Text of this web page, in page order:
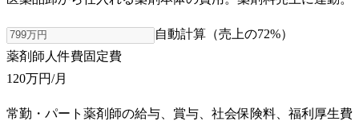
自動計算（売上の72%）
薬剤師人件費固定費
120万円/月
常勤・パート薬剤師の給与、賞与、社会保険料、福利厚生費